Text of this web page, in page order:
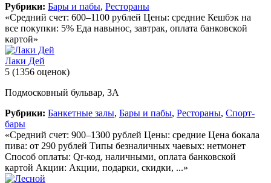
Рубрики: Бары и пабы, Рестораны
«Средний счет: 600–1100 рублей Цены: средние Кешбэк на
все покупки: 5% Еда навынос, завтрак, оплата банковской
картой»
Лаки Дей
5 (1356 оценок)
Подмосковный бульвар, 3А
Рубрики: Банкетные залы, Бары и пабы, Рестораны, Спорт-
бары
«Средний счет: 900–1300 рублей Цены: средние Цена бокала
пива: от 290 рублей Типы безналичных чаевых: нетмонет
Способ оплаты: Qr-код, наличными, оплата банковской
картой Акции: Акции, подарки, скидки, ...»